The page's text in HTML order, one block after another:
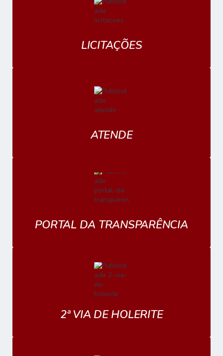
LICITAÇÕES
ATENDE
PORTAL DA TRANSPARÊNCIA
2ª VIA DE HOLERITE